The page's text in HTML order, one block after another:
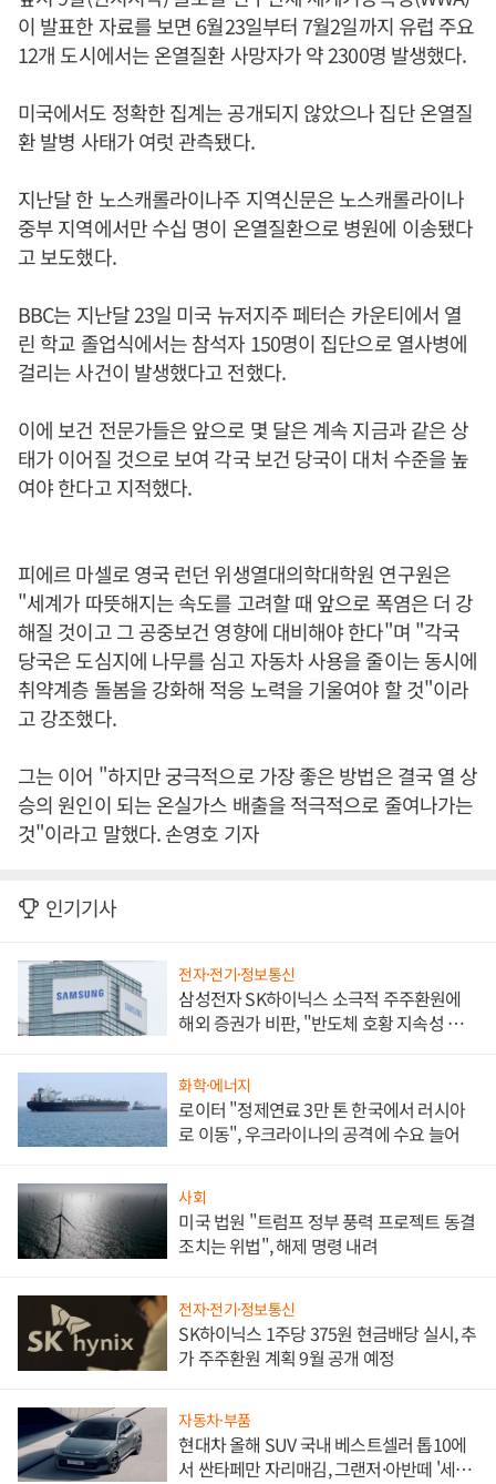
이 발표한 자료를 보면 6월23일부터 7월2일까지 유럽 주요
12개 도시에서는 온열질환 사망자가 약 2300명 발생했다.
미국에서도 정확한 집계는 공개되지 않았으나 집단 온열질
환 발병 사태가 여럿 관측됐다.
지난달 한 노스캐롤라이나주 지역신문은 노스캐롤라이나
중부 지역에서만 수십 명이 온열질환으로 병원에 이송됐다
고 보도했다.
BBC는 지난달 23일 미국 뉴저지주 페터슨 카운티에서 열
린 학교 졸업식에서는 참석자 150명이 집단으로 열사병에
걸리는 사건이 발생했다고 전했다.
이에 보건 전문가들은 앞으로 몇 달은 계속 지금과 같은 상
태가 이어질 것으로 보여 각국 보건 당국이 대처 수준을 높
여야 한다고 지적했다.
피에르 마셀로 영국 런던 위생열대의학대학원 연구원은
"세계가 따뜻해지는 속도를 고려할 때 앞으로 폭염은 더 강
해질 것이고 그 공중보건 영향에 대비해야 한다"며 "각국
당국은 도심지에 나무를 심고 자동차 사용을 줄이는 동시에
취약계층 돌봄을 강화해 적응 노력을 기울여야 할 것"이라
고 강조했다.
그는 이어 "하지만 궁극적으로 가장 좋은 방법은 결국 열 상
승의 원인이 되는 온실가스 배출을 적극적으로 줄여나가는
것"이라고 말했다. 손영호 기자
인기기사
전자·전기·정보통신
삼성전자 SK하이닉스 소극적 주주환원에
해외 증권가 비판, "반도체 호황 지속성 의
화학·에너지
로이터 "정제연료 3만 톤 한국에서 러시아
로 이동", 우크라이나의 공격에 수요 늘어
사회
미국 법원 "트럼프 정부 풍력 프로젝트 동결
조치는 위법", 해제 명령 내려
전자·전기·정보통신
SK하이닉스 1주당 375원 현금배당 실시, 추
가 주주환원 계획 9월 공개 예정
자동차·부품
현대차 올해 SUV 국내 베스트셀러 톱10에
서 싼타페만 자리매김, 그랜저·아반떼 '세단